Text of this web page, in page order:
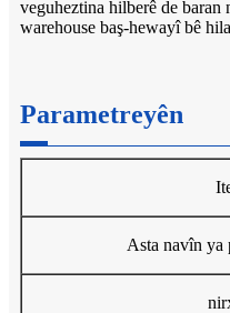
veguheztina hilberê de baran
warehouse baş-hewayî bê
Parametreyên
Asta navîn ya